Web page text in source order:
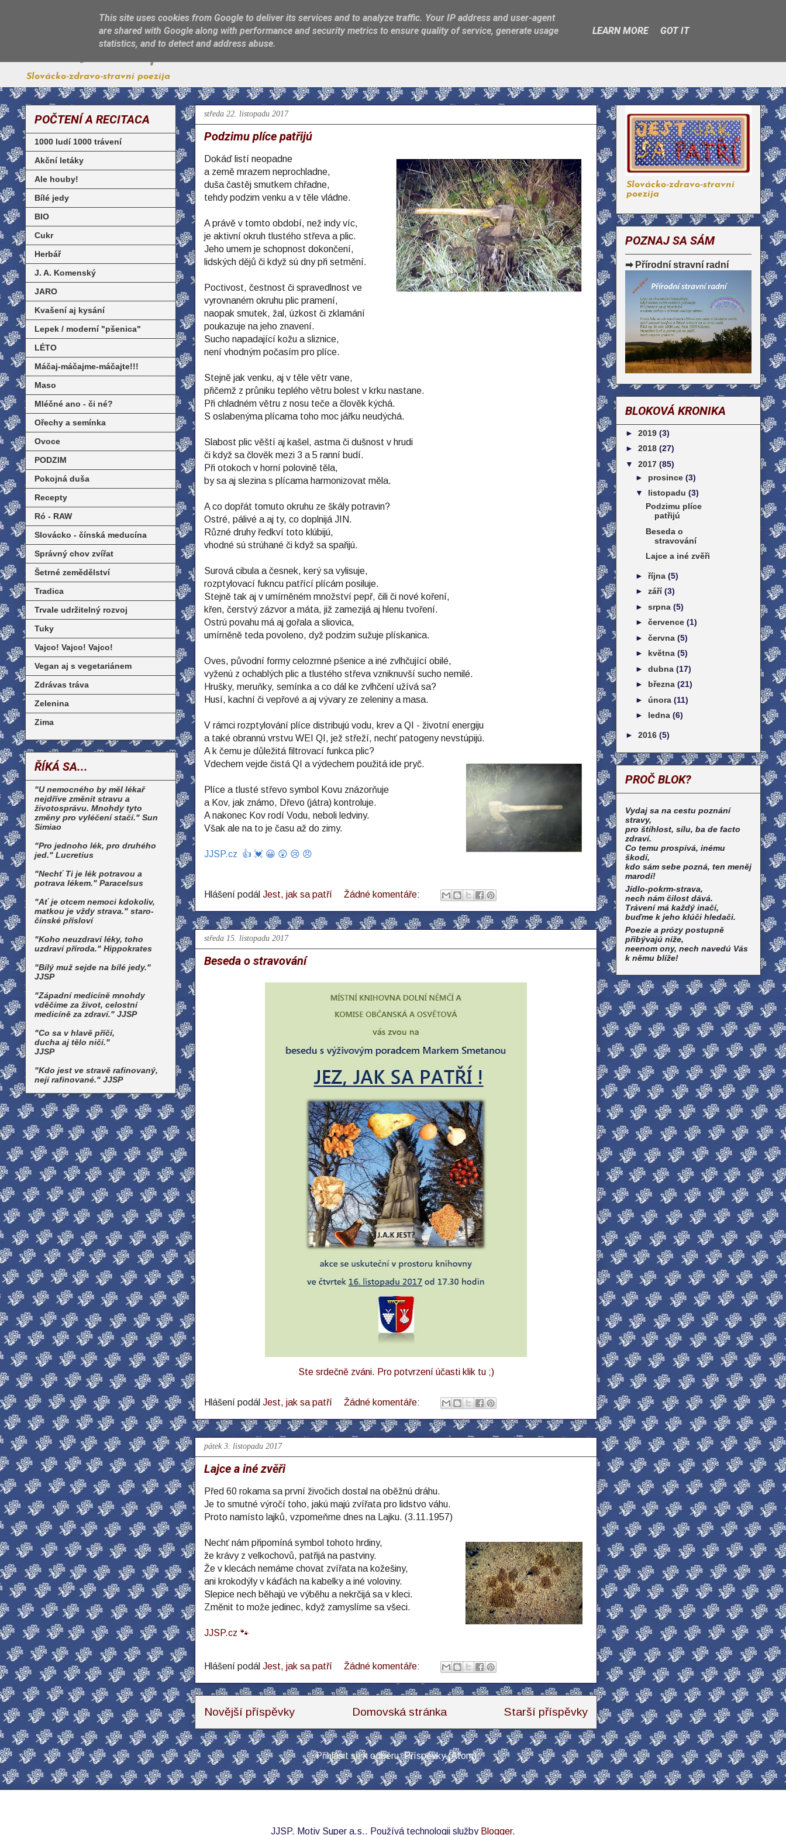
Jest, jak sa patří
Slovácko-zdravo-stravní poezija
středa 22. listopadu 2017
Podzimu plíce patřijú
Dokáď listí neopadne
a země mrazem neprochladne,
duša častěj smutkem chřadne,
tehdy podzim venku a v těle vládne.
A právě v tomto období, než indy víc,
je aktivní okruh tlustého střeva a plic.
Jeho umem je schopnost dokončení,
lidských dějů či když sú dny při setmění.
Poctivost, čestnost či spravedlnost ve
vyrovnaném okruhu plic pramení,
naopak smutek, žal, úzkost či zklamání
poukazuje na jeho znavení.
Sucho napadající kožu a sliznice,
není vhodným počasím pro plíce.
Stejně jak venku, aj v těle větr vane,
přičemž z průniku teplého větru bolest v krku nastane.
Při chladném větru z nosu teče a člověk kýchá.
S oslabenýma plícama toho moc jářku neudýchá.
Slabost plic věští aj kašel, astma či dušnost v hrudi
či když sa člověk mezi 3 a 5 ranní budí.
Při otokoch v horní polovině těla,
by sa aj slezina s plícama harmonizovat měla.
A co dopřát tomuto okruhu ze škály potravin?
Ostré, pálivé a aj ty, co doplnijá JIN.
Různé druhy ředkví toto klúbijú,
vhodné sú strúhané či když sa spařijú.
Surová cibula a česnek, kerý sa vylisuje,
rozptylovací fukncu patřící plícám posiluje.
Stejně tak aj v umírněném množství pepř, čili či nové koření,
křen, čerstvý zázvor a máta, již zamezijá aj hlenu tvoření.
Ostrú povahu má aj gořala a sliovica,
umírněně teda povoleno, dyž podzim sužuje plískanica.
Oves, původní formy celozrnné pšenice a iné zvlhčující obilé,
vyženú z ochablých plic a tlustého střeva vzniknuvší sucho nemilé.
Hrušky, meruňky, semínka a co dál ke zvlhčení užívá sa?
Husí, kachní či vepřové a aj vývary ze zeleniny a masa.
V rámci rozptylování plíce distribujú vodu, krev a QI - životní energiju
a také obrannú vrstvu WEI QI, jež střeží, nechť patogeny nevstúpijú.
A k čemu je důležitá filtrovací funkca plic?
Vdechem vejde čistá QI a výdechem použitá ide pryč.
Plíce a tlusté střevo symbol Kovu znázorňuje
a Kov, jak známo, Dřevo (játra) kontroluje.
A nakonec Kov rodí Vodu, neboli ledviny.
Však ale na to je času až do zimy.
JJSP.cz 👍 💓 😀 😲 😢 😠
Hlášení podál Jest, jak sa patří Žádné komentáře:
středa 15. listopadu 2017
Beseda o stravování
Ste srdečně zváni. Pro potvrzení účasti klik tu ;)
Hlášení podál Jest, jak sa patří Žádné komentáře:
pátek 3. listopadu 2017
Lajce a iné zvěři
Před 60 rokama sa první živočich dostal na oběžnú dráhu.
Je to smutné výročí toho, jakú majú zvířata pro lidstvo váhu.
Proto namísto lajků, vzpomeňme dnes na Lajku. (3.11.1957)
Nechť nám připomíná symbol tohoto hrdiny,
že krávy z velkochovů, patřijá na pastviny.
Že v klecách nemáme chovat zvířata na kožešiny,
ani krokodýly v káďách na kabelky a iné voloviny.
Slepice nech běhajú ve výběhu a nekrčijá sa v kleci.
Změnit to može jedinec, když zamyslíme sa všeci.
JJSP.cz 🐾
Hlášení podál Jest, jak sa patří Žádné komentáře:
Novější příspěvky Starší příspěvky
Domovská stránka
Přihlásit se k odběru:Příspěvky (Atom)
POČTENÍ A RECITACA
1000 ludí 1000 trávení
Akční letáky
Ale houby!
Bílé jedy
BIO
Cukr
Herbář
J. A. Komenský
JARO
Kvašení aj kysání
Lepek / moderní "pšenica"
LÉTO
Máčaj-máčajme-máčajte!!!
Maso
Mléčné ano - či né?
Ořechy a semínka
Ovoce
PODZIM
Pokojná duša
Recepty
Ró - RAW
Slovácko - čínská meducína
Správný chov zvířat
Šetrné zemědělství
Tradica
Trvale udržitelný rozvoj
Tuky
Vajco! Vajco! Vajco!
Vegan aj s vegetariánem
Zdrávas tráva
Zelenina
Zima
ŘÍKÁ SA...
"U nemocného by měl lékař
nejdříve změnit stravu a
životosprávu. Mnohdy tyto
změny pro vyléčení stačí." Sun
Simiao
"Pro jednoho lék, pro druhého
jed." Lucretius
"Nechť Ti je lék potravou a
potrava lékem." Paracelsus
"Ať je otcem nemoci kdokoliv,
matkou je vždy strava." staro-
čínské přísloví
"Koho neuzdraví léky, toho
uzdraví příroda." Hippokrates
"Bílý muž sejde na bílé jedy."
JJSP
"Západní medicíně mnohdy
vděčíme za život, celostní
medicíně za zdraví." JJSP
"Co sa v hlavě příčí,
ducha aj tělo ničí."
JJSP
"Kdo jest ve stravě rafinovaný,
nejí rafinované." JJSP
Slovácko-zdravo-stravní
poezija
POZNAJ SA SÁM
➡ Přírodní stravní radní
BLOKOVÁ KRONIKA
► 2019 (3)
► 2018 (27)
▼ 2017 (85)
► prosince (3)
▼ listopadu (3)
Podzimu plíce
patřijú
Beseda o
stravování
Lajce a iné zvěři
► října (5)
► září(3)
► srpna (5)
► července (1)
► června (5)
► května (5)
► dubna (17)
► března (21)
► února (11)
► ledna (6)
► 2016 (5)
PROČ BLOK?
Vydaj sa na cestu poznání
stravy,
pro štíhlost, sílu, ba de facto
zdraví.
Co temu prospívá, inému
škodí,
kdo sám sebe pozná, ten meněj
marodí!
Jídlo-pokrm-strava,
nech nám čilost dává.
Trávení má každý inačí,
buďme k jeho klúči hledači.
Poezie a prózy postupně
přibývajú níže,
neenom ony, nech navedú Vás
k němu blíže!
JJSP. Motiv Super a.s.. Používá technologii služby Blogger.
This site uses cookies from Google to deliver its services and to analyze traffic. Your IP address and user-agent
are shared with Google along with performance and security metrics to ensure quality of service, generate usage
statistics, and to detect and address abuse.
LEARN MORE GOT IT